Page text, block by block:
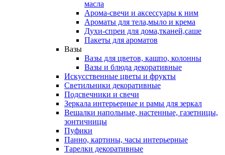
масла
Арома-свечи и аксессуары к ним
Ароматы для тела,мыло и крема
Духи-спреи для дома,тканей,саше
Пакеты для ароматов
Вазы
Вазы для цветов, кашпо, колонны
Вазы и блюда декоративные
Искусственные цветы и фрукты
Светильники декоративные
Подсвечники и свечи
Зеркала интерьерные и рамы для зеркал
Вешалки напольные, настенные, газетницы,
зонтичницы
Пуфики
Панно, картины, часы интерьерные
Тарелки декоративные